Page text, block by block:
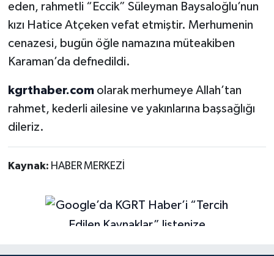
eden, rahmetli “Eccik” Süleyman Baysaloğlu’nun
kızı Hatice Atçeken vefat etmiştir. Merhumenin
cenazesi, bugün öğle namazına müteakiben
Karaman’da defnedildi.
kgrthaber.comolarak merhumeye Allah’tan
rahmet, kederli ailesine ve yakınlarına başsağlığı
dileriz.
Kaynak: HABER MERKEZİ